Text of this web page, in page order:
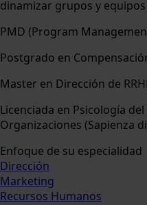
dinamizar grupos y
PMD (Program
Postgrado en
Master en Dirección de
Licenciada en Psicología
Organizaciones (Sapienza
Enfoque de su especialidad
Dirección
Marketing
Recursos Humanos